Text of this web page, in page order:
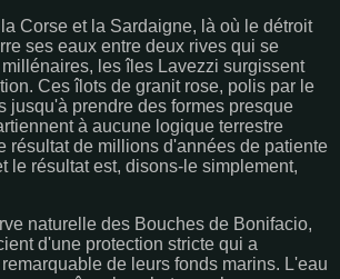
Corse et la Sardaigne, là où le détroit
ses eaux entre deux rives qui se
les îles Lavezzi surgissent
Ces îlots de granit rose, polis par le
jusqu'à prendre des formes presque
à aucune logique terrestre
résultat de millions d'années de patiente
le résultat est, disons-le simplement,
naturelle des Bouches de Bonifacio,
d'une protection stricte qui a
de leurs fonds marins. L'eau